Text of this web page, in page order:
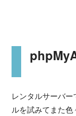
レンタルサーバ
ルを試みてまた色